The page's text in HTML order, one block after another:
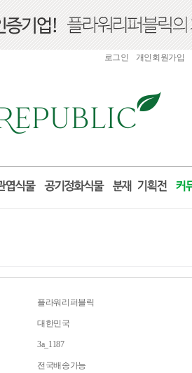
로그인 개인회원가입
플라워리퍼블릭
대한민국
3a_1187
전국배송가능